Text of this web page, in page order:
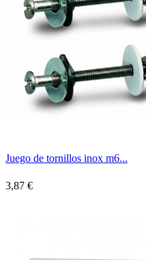
Juego de tornillos inox m6...
3,87 €